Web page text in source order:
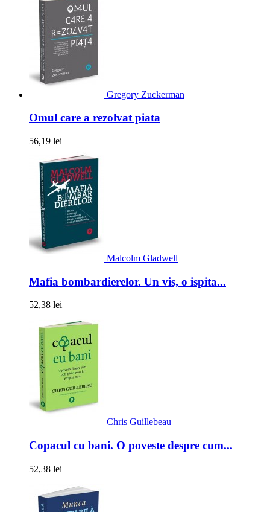
Gregory Zuckerman
Omul care a rezolvat piata
56,19 lei
Malcolm Gladwell
Mafia bombardierelor. Un vis, o ispita...
52,38 lei
Chris Guillebeau
Copacul cu bani. O poveste despre cum...
52,38 lei